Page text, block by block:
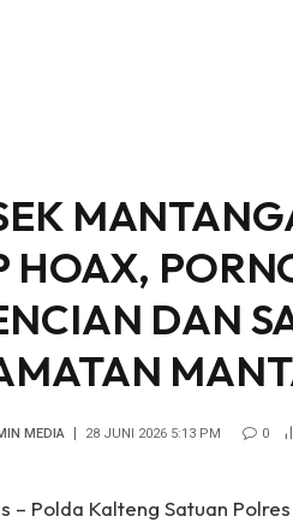
HOAX,
DAN
MEDIA 28 JUNI 2026 5:13 PM 0
– Polda Kalteng Satuan